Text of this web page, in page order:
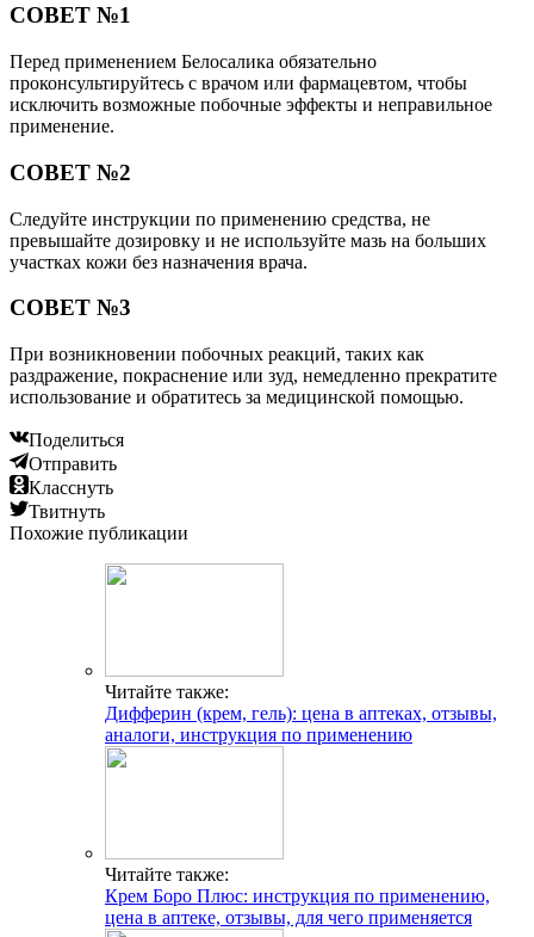
СОВЕТ №1
Перед применением Белосалика обязательно
проконсультируйтесь с врачом или фармацевтом, чтобы
исключить возможные побочные эффекты и неправильное
применение.
СОВЕТ №2
Следуйте инструкции по применению средства, не
превышайте дозировку и не используйте мазь на больших
участках кожи без назначения врача.
СОВЕТ №3
При возникновении побочных реакций, таких как
раздражение, покраснение или зуд, немедленно прекратите
использование и обратитесь за медицинской помощью.
Поделиться
Отправить
Класснуть
Твитнуть
Похожие публикации
Читайте также:
Дифферин (крем, гель): цена в аптеках, отзывы,
аналоги, инструкция по применению
Читайте также:
Крем Боро Плюс: инструкция по применению,
цена в аптеке, отзывы, для чего применяется